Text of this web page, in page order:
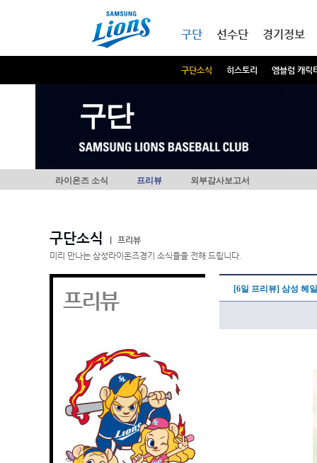
구단
구단소식 히스토리 엠블럼 캐릭
선수단 경기정보
구단
라이온즈 소식 프리뷰 외부감사보고서
구단소식
프리뷰
미리 만나는 삼성라이온즈경기 소식들을 전해 드립니다.
프리뷰 [6일 프리뷰] 삼성 헤